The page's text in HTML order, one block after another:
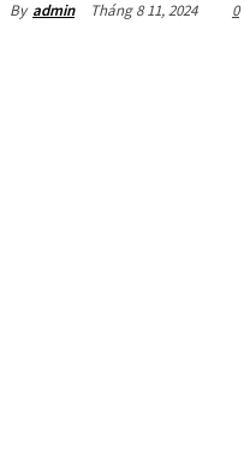
By admin Tháng 8 11, 2024 0